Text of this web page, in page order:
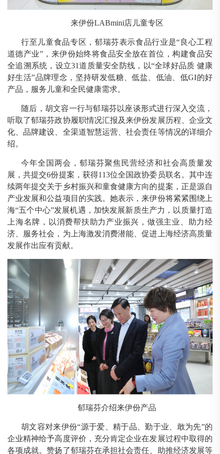
来伊份LABmini店儿童专区
行至儿童食品专区，郁瑞芬表示食品行业是“良心工程
道德产业”，来伊份始终将食品安全放在首位，构建食品安
全追溯系统，设立31道质量安全防线，以“全球好品质 健康
好生活”品牌理念，坚持研发低糖、低盐、低油、低GI的好
产品，服务儿童和全民健康需求。
随后，胡文容一行与郁瑞芬以座谈形式进行深入交流，
听取了郁瑞芬政协履职情况汇报及来伊份发展历程、企业文
化、品牌建设、全渠道智慧运营、社会责任等情况的详细介
绍。
今年全国两会，郁瑞芬聚焦民营经济和社会高质量发
展，共提交6份提案，获得113位全国政协委员联名。其中连
续两年提交关于乡村振兴和童食健康方向的提案，正是源自
产业发展和公益项目的实践。她表示，来伊份将紧紧围绕上
海“五个中心”发展机遇，加快发展新质生产力，以质量打造
上海名牌，以消费帮扶助力产业振兴，做强主业、助力经
济、服务社会，为上海激发消费潜能、促进上海经济高质量
发展作出应有贡献。
郁瑞芬介绍来伊份产品
胡文容对来伊份“源于爱、精于品、勤于业、敢为先”的
企业精神给予高度评价，充分肯定企业在发展过程中取得的
各项成就。赞扬了郁瑞芬在承担社会责任、助推经济发展等